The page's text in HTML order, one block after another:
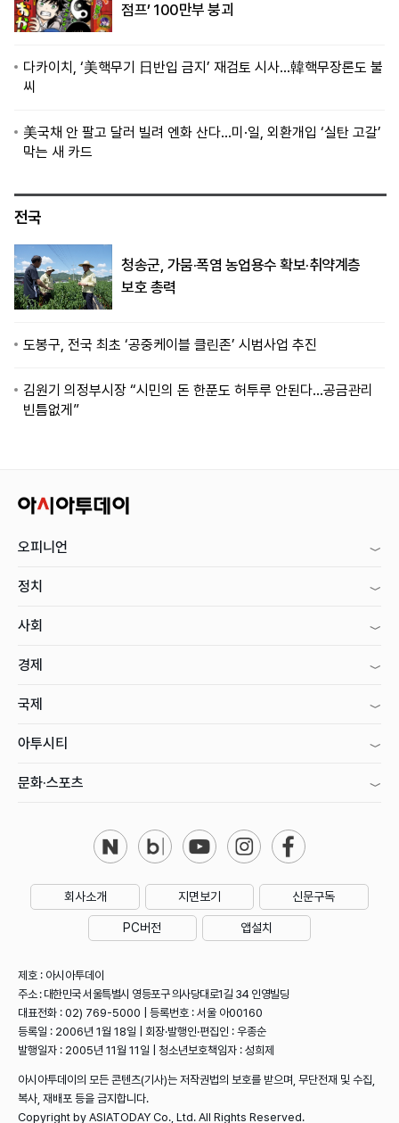
점프’ 100만부 붕괴
다카이치, ‘美핵무기 日반입 금지’ 재검토 시사…韓핵무장론도 불
씨
美국채 안 팔고 달러 빌려 엔화 산다…미·일, 외환개입 ‘실탄 고갈’
막는 새 카드
전국
청송군, 가뭄·폭염 농업용수 확보·취약계층
보호 총력
도봉구, 전국 최초 ‘공중케이블 클린존’ 시범사업 추진
김원기 의정부시장 “시민의 돈 한푼도 허투루 안된다...공금관리
빈틈없게”
오피니언
정치
사회
경제
국제
아투시티
문화·스포츠
회사소개 지면보기 신문구독
PC버전 앱설치
제호 : 아시아투데이
주소 : 대한민국 서울특별시 영등포구 의사당대로1길 34 인영빌딩
대표전화 : 02) 769-5000 | 등록번호 : 서울 아00160
등록일 : 2006년 1월 18일 | 회장·발행인·편집인 : 우종순
발행일자 : 2005년 11월 11일 | 청소년보호책임자 : 성희제
아시아투데이의 모든 콘텐츠(기사)는 저작권법의 보호를 받으며, 무단전재 및 수집,
복사, 재배포 등을 금지합니다.
Copyright by ASIATODAY Co., Ltd. All Rights Reserved.